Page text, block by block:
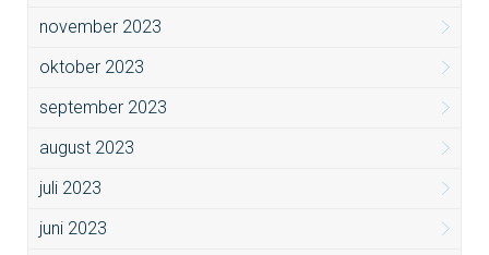
november 2023
oktober 2023
september 2023
august 2023
juli 2023
juni 2023